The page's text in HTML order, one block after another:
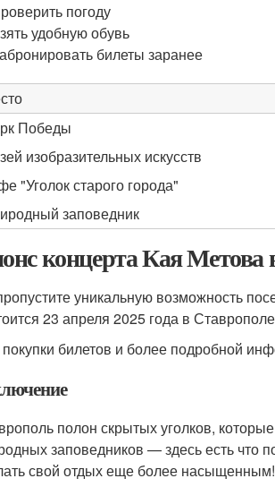
погоду
удобную обувь
билеты заранее
Победы
изобразительных искусств
"Уголок старого города"
заповедник
концерта Кая Метова
уникальную возможность
23 апреля 2025 года в
билетов и более подробной
полон скрытых уголков,
заповедников — здесь есть что
свой отдых еще более насыщенным!